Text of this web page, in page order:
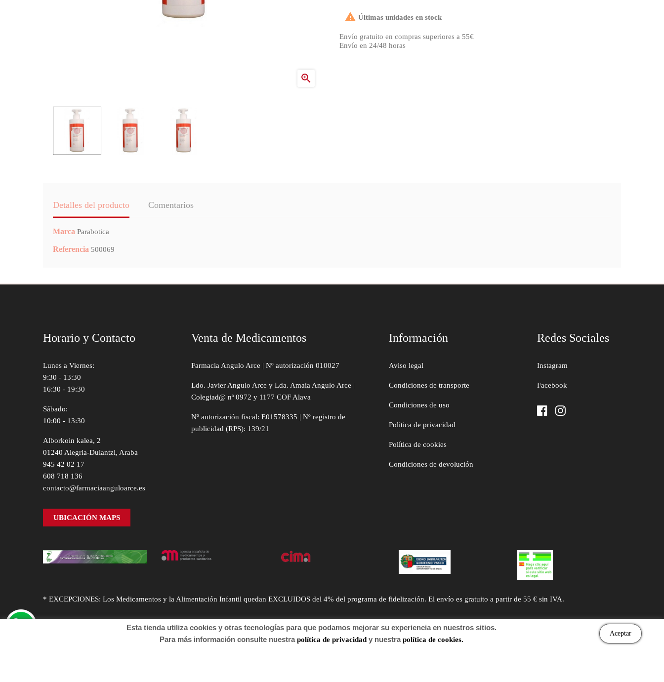

 Últimas unidades en stock
Envío gratuito en compras superiores a 55€
Envío en 24/48 horas
Detalles del producto Comentarios
Marca Parabotica
Referencia 500069
Horario y Contacto
Lunes a Viernes:
9:30 - 13:30
16:30 - 19:30
Sábado:
10:00 - 13:30
Alborkoin kalea, 2
01240 Alegria-Dulantzi, Araba
945 42 02 17
608 718 136
contacto@farmaciaanguloarce.es
UBICACIÓN MAPS
Venta de Medicamentos
Farmacia Angulo Arce | Nº autorización 010027
Ldo. Javier Angulo Arce y Lda. Amaia Angulo Arce |
Colegiad@ nª 0972 y 1177 COF Alava
Nº autorización fiscal: E01578335 | Nº registro de
publicidad (RPS): 139/21
Información
Aviso legal
Condiciones de transporte
Condiciones de uso
Política de privacidad
Política de cookies
Condiciones de devolución
Redes Sociales
Instagram
Facebook
* EXCEPCIONES: Los Medicamentos y la Alimentación Infantil quedan EXCLUIDOS del 4% del programa de fidelización. El envío es gratuito a partir de 55 € sin IVA.
Esta tienda utiliza cookies y otras tecnologías para que podamos mejorar su experiencia en nuestros sitios.
Para más información consulte nuestrapolítica de privacidad y nuestrapolítica de cookies.
Aceptar